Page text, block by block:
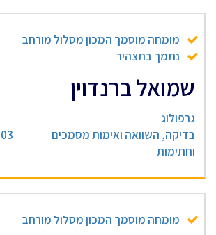
מומחה מוסמך המכון מסלול מורחב
נתמך בתצהיר
שמואל ברנדוין
גרפולוג
בדיקה, השוואה ואימות מסמכים
וחתימות
03
מומחה מוסמך המכון מסלול מורחב